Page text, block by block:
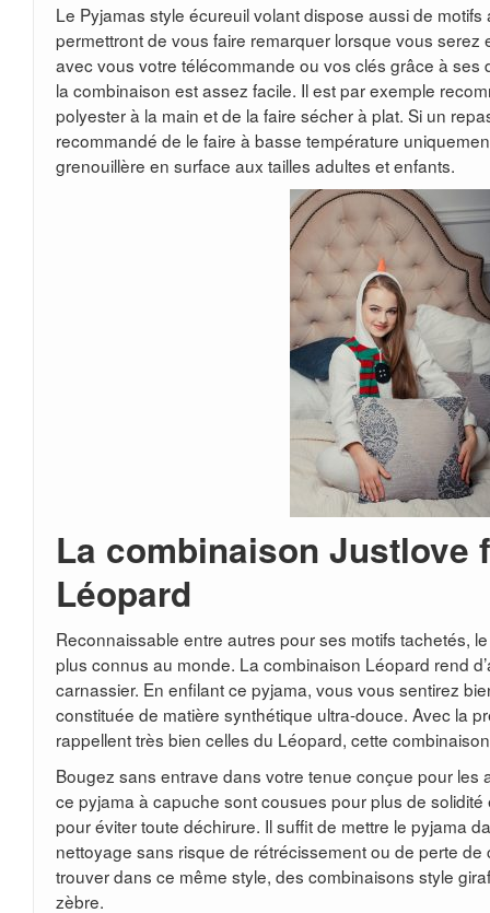
Le Pyjamas style écureuil volant dispose aussi de
permettront de vous faire remarquer lorsque vous serez
avec vous votre télécommande ou vos clés grâce à ses
la combinaison est assez facile. Il est par exemple
polyester à la main et de la faire sécher à plat. Si un
recommandé de le faire à basse température
grenouillère en surface aux tailles adultes et enfants.
La combinaison Justlove
Léopard
Reconnaissable entre autres pour ses motifs tachetés,
plus connus au monde. La combinaison Léopard rend
carnassier. En enfilant ce pyjama, vous vous sentirez
constituée de matière synthétique ultra-douce. Avec la
rappellent très bien celles du Léopard, cette
Bougez sans entrave dans votre tenue conçue pour les
ce pyjama à capuche sont cousues pour plus de
pour éviter toute déchirure. Il suffit de mettre le pyjama
nettoyage sans risque de rétrécissement ou de perte
trouver dans ce même style, des combinaisons style
zèbre.